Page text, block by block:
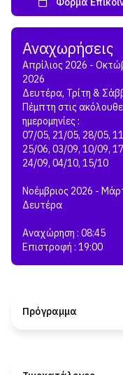
Απρίλιος 2026 -
2026
Δευτέρα, Τρίτη &
Πέμπτη στις
ημερομηνίες :
07/05, 21/05, 28/05,
25/06, 03/09, 10/09,
24/09, 04/10, 15/10
Νοέμβριος 2026 -
Δευτέρα
Αναχώρηση : 08:45
Επιστροφή : 19:00
Πρόγραμμα